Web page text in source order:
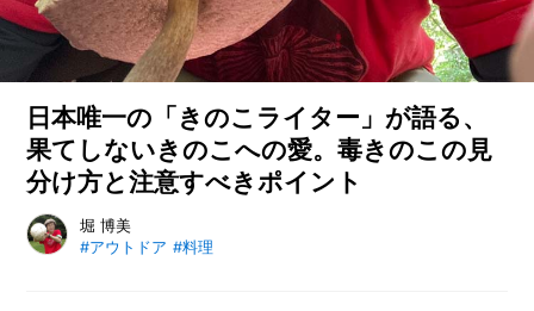
ペ
を
有
効
活
用！
ス
ラ
イ
日本唯一の「きのこライター」が語る、
果てしないきのこへの愛。毒きのこの見
分け方と注意すべきポイント
となりのカインズさん編集部宛に日本で唯一の「きのこ」に関
する執筆を生業としている女性から連絡が来ました。いかにも
堀 博美
#アウトドア #料理